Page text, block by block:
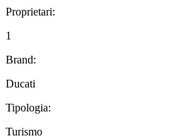
Proprietari:
1
Brand:
Ducati
Tipologia:
Turismo